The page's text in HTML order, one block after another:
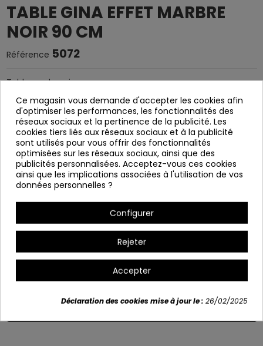
TABLE GINA EFFET MARBRE
NOIR 90 CM
Référence 5072
Table ronde noire.
MDF couvre l'effet de marbre en noir.
Patte en métal noir.
Ça sert à démanteler.
Largeur: 90 cm
Hauteur: 75 cm
Profondeur : 90 cm
Diamètre du pied: 49 cm
Variants
+2
Ce magasin vous demande d'accepter les cookies afin
d'optimiser les performances, les fonctionnalités des
réseaux sociaux et la pertinence de la publicité. Les
cookies tiers liés aux réseaux sociaux et à la publicité
sont utilisés pour vous offrir des fonctionnalités
optimisées sur les réseaux sociaux, ainsi que des
publicités personnalisées. Acceptez-vous ces cookies
ainsi que les implications associées à l'utilisation de vos
données personnelles ?
Configurer
Rejeter
Accepter
Déclaration des cookies mise à jour le :26/02/2025